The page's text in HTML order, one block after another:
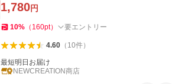
1,780円
10% （ 160pt） 要エントリー
4.60（ 10件）
最短明日お届け
NEWCREATION商店